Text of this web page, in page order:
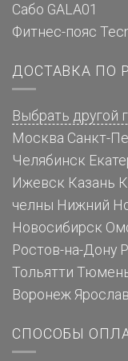
Сабо GALA01
Фитнес-пояс
ДОСТАВКА ПО
Выбрать другой
Москва Санкт-
Челябинск
Ижевск Казань
челны Нижний
Новосибирск
Ростов-на-Дону
Тольятти
Воронеж
СПОСОБЫ